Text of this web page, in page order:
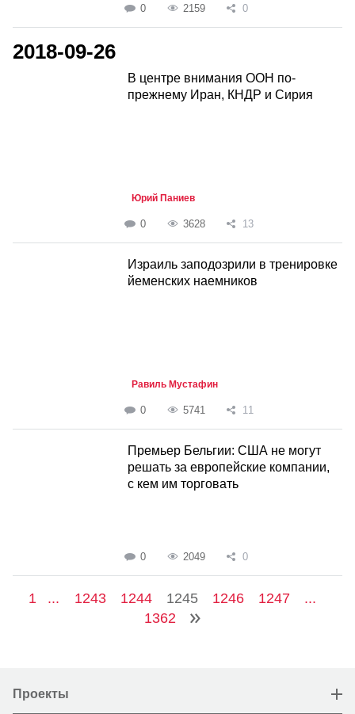
0 2159 0
2018-09-26
В центре внимания ООН по-
прежнему Иран, КНДР и Сирия
Юрий Паниев
0 3628 13
Израиль заподозрили в тренировке
йеменских наемников
Равиль Мустафин
0 5741 11
Премьер Бельгии: США не могут
решать за европейские компании,
с кем им торговать
0 2049 0
1 ... 1243 1244 1245 1246 1247
...
1362
Проекты